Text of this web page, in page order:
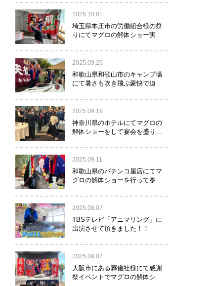
場！！！
2025.10.01
埼玉県本庄市の労働組合様の祭
りにてマグロの解体ショー実施
2025.09.26
和歌山県和歌山市のキャンプ場
にて暑さも吹き飛ぶ豪快で迫力
しました。
2025.09.19
神奈川県のホテルにてマグロの
解体ショーをして宴会を盛り上
た。
2025.09.11
和歌山県のパチンコ屋店にてマ
グロの解体ショーを行って参り
2025.08.07
TBSテレビ「アニマリング」に
出演させて頂きました！！
2025.08.07
大阪市にある葬儀社様にて感謝
祭イベントでマグロの解体ショ